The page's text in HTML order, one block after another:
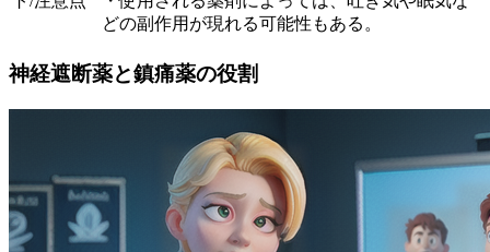
どの副作用が現れる可能性もある。
神経遮断薬と鎮痛薬の役割